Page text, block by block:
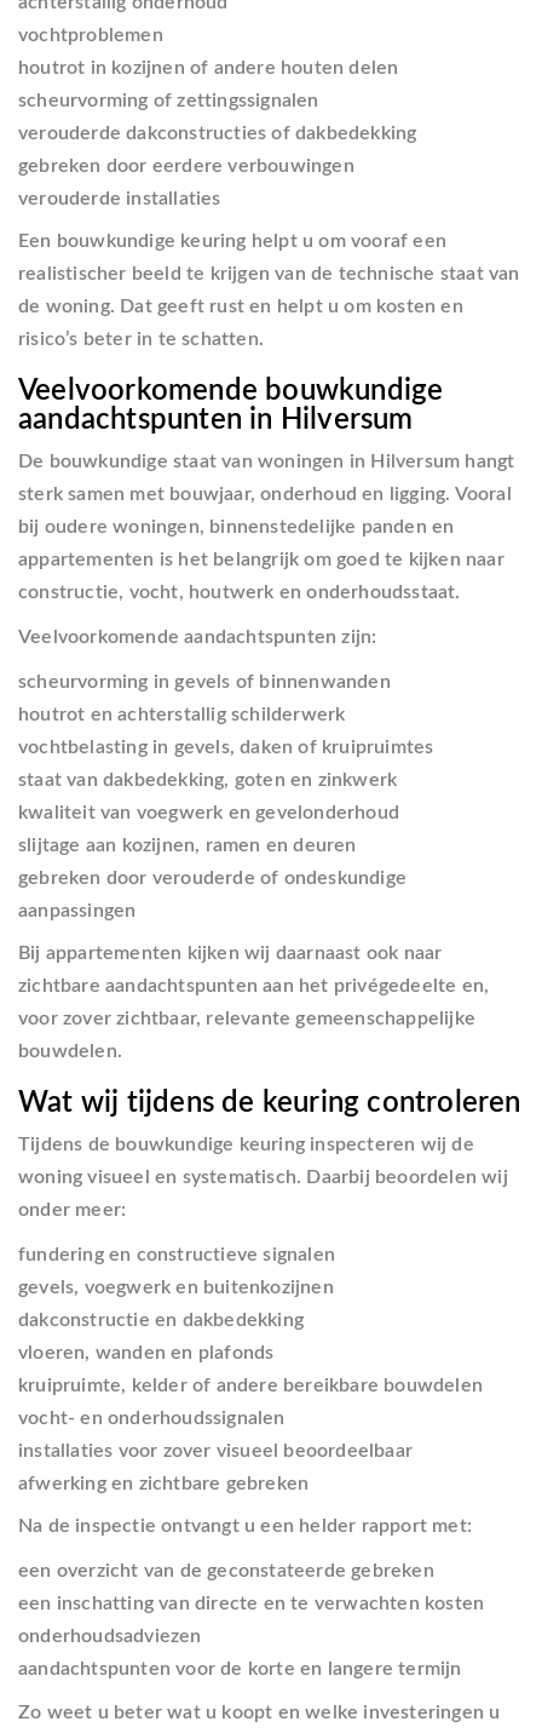
vochtproblemen
houtrot in kozijnen of andere houten delen
scheurvorming of zettingssignalen
verouderde dakconstructies of dakbedekking
gebreken door eerdere verbouwingen
verouderde installaties
Een bouwkundige keuring helpt u om vooraf een
realistischer beeld te krijgen van de technische staat van
de woning. Dat geeft rust en helpt u om kosten en
risico’s beter in te schatten.
Veelvoorkomende bouwkundige
aandachtspunten in Hilversum
De bouwkundige staat van woningen in Hilversum hangt
sterk samen met bouwjaar, onderhoud en ligging. Vooral
bij oudere woningen, binnenstedelijke panden en
appartementen is het belangrijk om goed te kijken naar
constructie, vocht, houtwerk en onderhoudsstaat.
Veelvoorkomende aandachtspunten zijn:
scheurvorming in gevels of binnenwanden
houtrot en achterstallig schilderwerk
vochtbelasting in gevels, daken of kruipruimtes
staat van dakbedekking, goten en zinkwerk
kwaliteit van voegwerk en gevelonderhoud
slijtage aan kozijnen, ramen en deuren
gebreken door verouderde of ondeskundige
aanpassingen
Bij appartementen kijken wij daarnaast ook naar
zichtbare aandachtspunten aan het privégedeelte en,
voor zover zichtbaar, relevante gemeenschappelijke
bouwdelen.
Wat wij tijdens de keuring controleren
Tijdens de bouwkundige keuring inspecteren wij de
woning visueel en systematisch. Daarbij beoordelen wij
onder meer:
fundering en constructieve signalen
gevels, voegwerk en buitenkozijnen
dakconstructie en dakbedekking
vloeren, wanden en plafonds
kruipruimte, kelder of andere bereikbare bouwdelen
vocht- en onderhoudssignalen
installaties voor zover visueel beoordeelbaar
afwerking en zichtbare gebreken
Na de inspectie ontvangt u een helder rapport met:
een overzicht van de geconstateerde gebreken
een inschatting van directe en te verwachten kosten
onderhoudsadviezen
aandachtspunten voor de korte en langere termijn
Zo weet u beter wat u koopt en welke investeringen u